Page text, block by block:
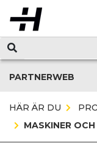
PARTNERWEB
HÄR ÄR DU
MASKINER